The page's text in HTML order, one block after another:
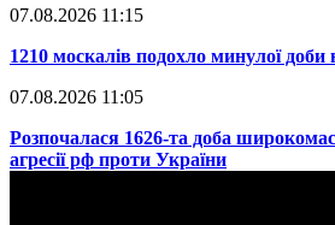
07.08.2026 11:15
​1210 москалів подохло минулої доби
07.08.2026 11:05
​Розпочалася 1626-та доба
агресії рф проти України